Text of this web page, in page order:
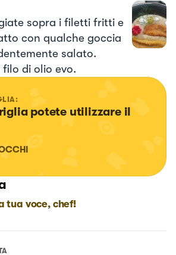
sopra i filetti fritti e
con qualche goccia
salato.
di olio evo.
potete utilizzare il
tua voce, chef!